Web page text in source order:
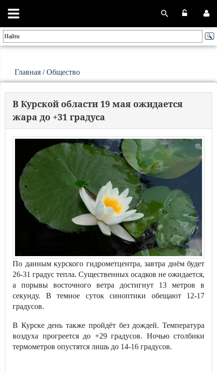
Главная /Общество
В Курской области 19 мая ожидается
жара до +31 градуса
По данным курского гидрометцентра, завтра днём будет
26-31 градус тепла. Существенных осадков не ожидается,
а порывы восточного ветра достигнут 13 метров в
секунду. В темное суток синоптики обещают 12-17
градусов.
В Курске день также пройдёт без дождей. Температура
воздуха прогреется до +29 градусов. Ночью столбики
термометров опустятся лишь до 14-16 градусов.